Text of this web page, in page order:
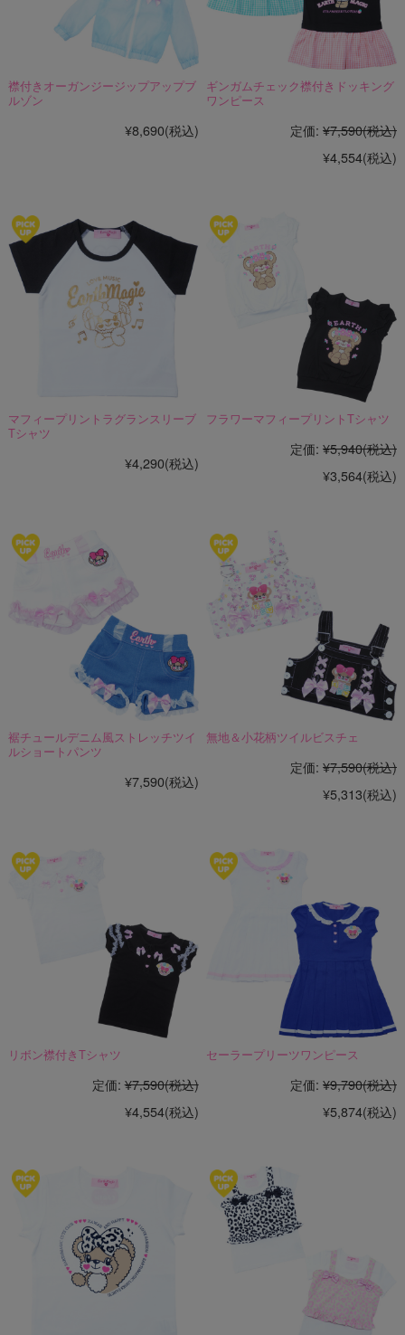
襟付きオーガンジージップアップブ
ルゾン
¥8,690(税込)
ギンガムチェック襟付きドッキング
ワンピース
定価: ¥7,590(税込)
¥4,554(税込)
マフィープリントラグランスリーブ
Tシャツ
¥4,290(税込)
フラワーマフィープリントTシャツ
定価: ¥5,940(税込)
¥3,564(税込)
裾チュールデニム風ストレッチツイ
ルショートパンツ
¥7,590(税込)
無地＆小花柄ツイルビスチェ
定価: ¥7,590(税込)
¥5,313(税込)
リボン襟付きTシャツ
定価: ¥7,590(税込)
¥4,554(税込)
セーラープリーツワンピース
定価: ¥9,790(税込)
¥5,874(税込)